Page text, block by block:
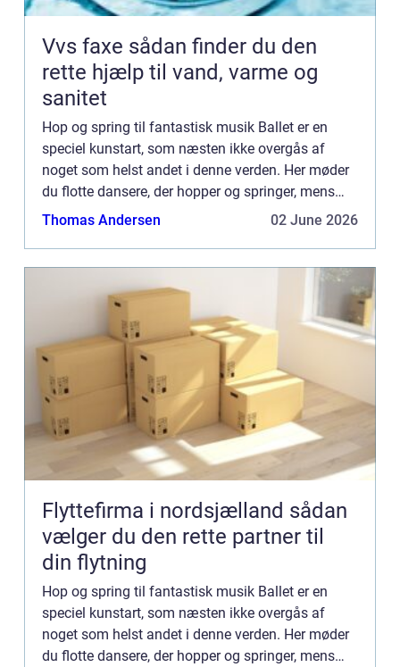
Vvs faxe sådan finder du den
rette hjælp til vand, varme og
sanitet
Hop og spring til fantastisk musik Ballet er en
speciel kunstart, som næsten ikke overgås af
noget som helst andet i denne verden. Her møder
du flotte dansere, der hopper og springer, mens
den fantastiske musik bare banker derud af. Har
Thomas Andersen 02 June 2026
Flyttefirma i nordsjælland sådan
vælger du den rette partner til
din flytning
Hop og spring til fantastisk musik Ballet er en
speciel kunstart, som næsten ikke overgås af
noget som helst andet i denne verden. Her møder
du flotte dansere, der hopper og springer, mens